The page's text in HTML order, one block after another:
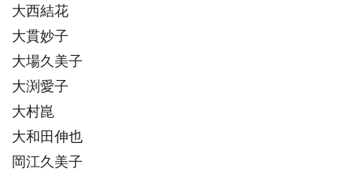
大西結花
大貫妙子
大場久美子
大渕愛子
大村崑
大和田伸也
岡江久美子